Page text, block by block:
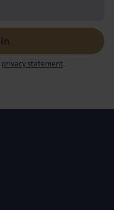
privacy statement.